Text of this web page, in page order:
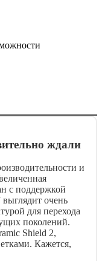
ждали
и
с поддержкой
очень
для перехода
поколений.
Shield 2,
Кажется,